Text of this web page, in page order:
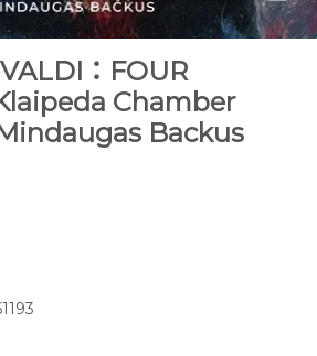
：FOUR
Chamber
Backus